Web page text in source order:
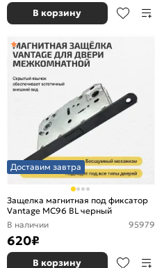
В корзину
Доставим завтра
Защелка магнитная под фиксатор
Vantage MC96 BL черный
В наличии
95979
620₽
В корзину